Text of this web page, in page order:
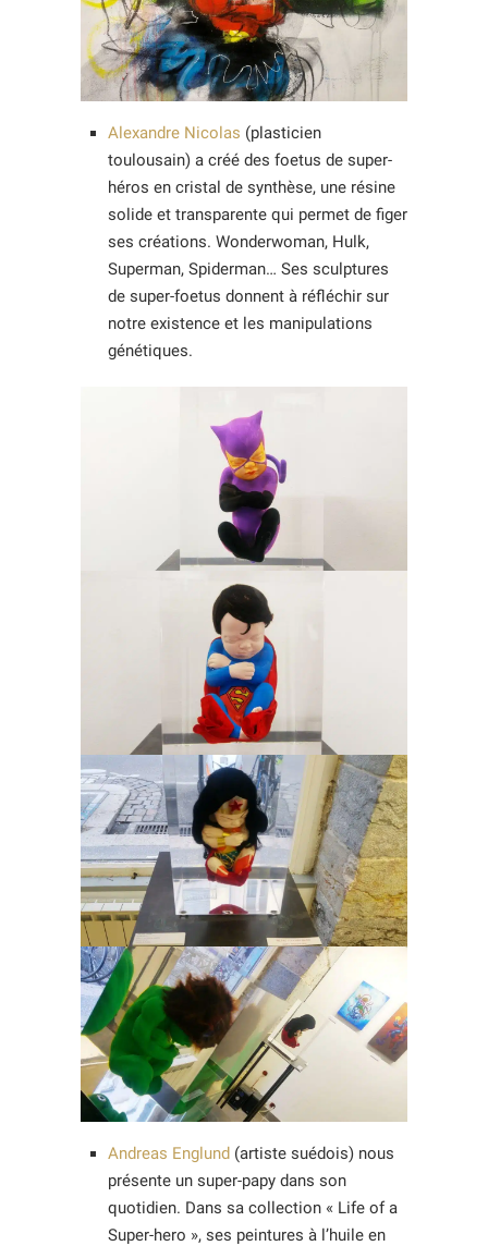
Alexandre Nicolas (plasticien
toulousain) a créé des foetus de super-
héros en cristal de synthèse, une résine
solide et transparente qui permet de figer
ses créations. Wonderwoman, Hulk,
Superman, Spiderman… Ses sculptures
de super-foetus donnent à réfléchir sur
notre existence et les manipulations
génétiques.
Andreas Englund (artiste suédois) nous
présente un super-papy dans son
quotidien. Dans sa collection « Life of a
Super-hero », ses peintures à l’huile en